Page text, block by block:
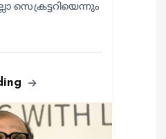
സെക്രട്ടറിയെന്നും